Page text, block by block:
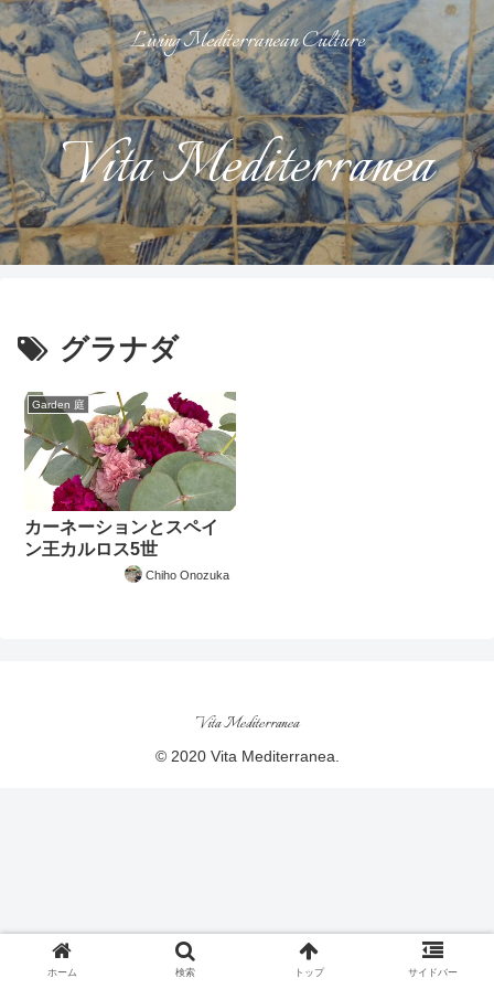
Living Mediterranean Culture
Vita Mediterranea
グラナダ
Garden 庭
カーネーションとスペイ
ン王カルロス5世
Chiho Onozuka
Vita Mediterranea
© 2020 Vita Mediterranea.
ホーム 検索 トップ サイドバー